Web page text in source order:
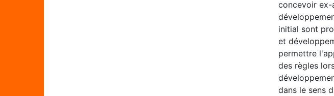
concevoir ex-
initial sont
et
permettre
des règles
dans le sens